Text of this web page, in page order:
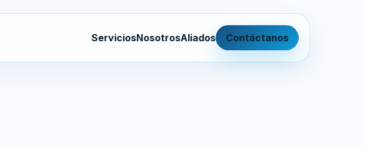
ServiciosNosotrosAliados Contáctanos